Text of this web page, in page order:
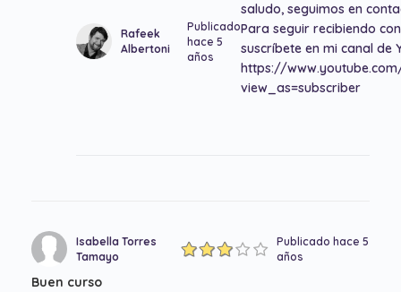
Rafeek
Albertoni
Publicado
hace 5
años
saludo, seguimos en
Para seguir recibiendo
suscríbete en mi canal de
https://
view_as=subscriber
Isabella Torres
Tamayo
Publicado hace 5
años
Buen curso